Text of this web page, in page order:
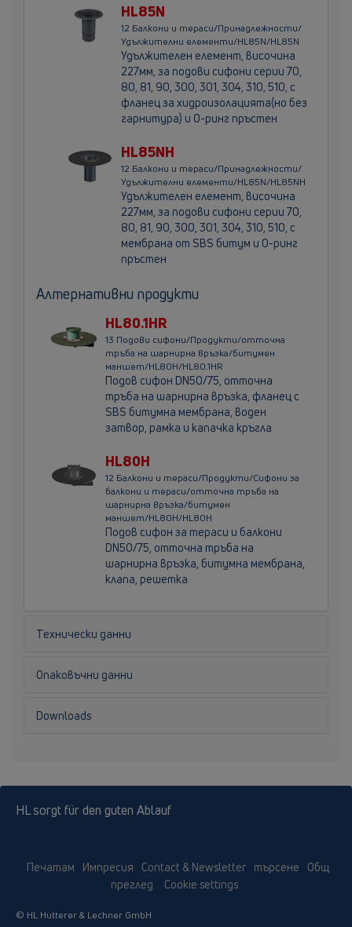
HL85N
12 Балкони и тераси/Принадлежности/
Удължителни елементи/HL85N/HL85N
Удължителен елемент, височина
227мм, за подови сифони серии 70,
80, 81, 90, 300, 301, 304, 310, 510, с
фланец за хидроизолацията(но без
гарнитура) и О-ринг пръстен
HL85NH
12 Балкони и тераси/Принадлежности/
Удължителни елементи/HL85N/HL85NH
Удължителен елемент, височина
227мм, за подови сифони серии 70,
80, 81, 90, 300, 301, 304, 310, 510, с
мембрана oт SBS битум и О-ринг
пръстен
Aлтернативни продукти
HL80.1HR
13 Подови сифони/Продукти/отточна
тръба на шарнирна връзка/битумен
маншет/HL80H/HL80.1HR
Подов сифон DN50/75, отточна
тръба на шарнирна връзка, фланец с
SBS битумна мембрана, воден
затвор, рамка и капачка кръгла
HL80H
12 Балкони и тераси/Продукти/Сифони за
балкони и тераси/отточна тръба на
шарнирна връзка/битумен
маншет/HL80H/HL80H
Подов сифон за тераси и балкони
DN50/75, отточна тръба на
шарнирна връзка, битумна мембрана,
клапа, решетка
Технически данни
Опаковъчни данни
Downloads
HL sorgt für den guten Ablauf
Печатам Импресия Contact & Newsletter търсене
Общ
преглед
Cookie settings
© HL Hutterer & Lechner GmbH